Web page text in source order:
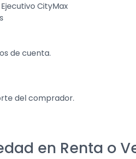
CityMax
de cuenta.
del comprador.
en Renta o